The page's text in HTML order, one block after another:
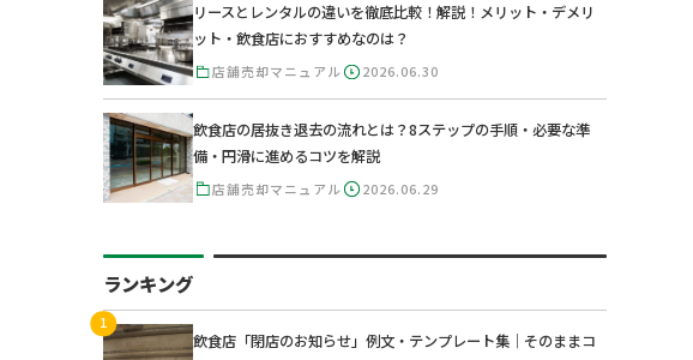
リースとレンタルの違いを徹底比較！解説！メリット・デメリ
ット・飲食店におすすめなのは？
店舗売却マニュアル 2026.06.30
飲食店の居抜き退去の流れとは？8ステップの手順・必要な準
備・円滑に進めるコツを解説
店舗売却マニュアル 2026.06.29
ランキング
飲食店「閉店のお知らせ」例文・テンプレート集｜そのままコ